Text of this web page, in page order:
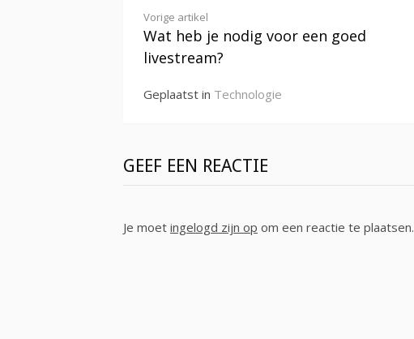
Verder
lezen
Vorige artikel
Wat heb je nodig voor een goed
livestream?
Geplaatst in Technologie
GEEF EEN REACTIE
Je moet ingelogd zijn op om een reactie te plaatsen.